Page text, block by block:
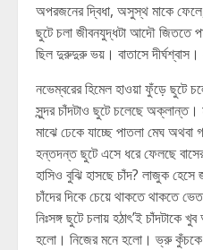
অপরজনের দ্বিধা, অসুস্থ মাকে
ছুটে চলা জীবনযুদ্ধটা আদৌ জিততে
ছিল দুরুদুরু ভয়। বাতাসে
নভেম্বরের হিমেল হাওয়া ফুঁড়ে ছুটে
সুন্দর চাঁদটাও ছুটে চলেছে
মাঝে ঢেকে যাচ্ছে পাতলা মেঘ অথবা
হন্তদন্ত ছুটে এসে ধরে ফেলছে
হাসিও বুঝি হাসছে চাঁদ? লাজুক হেসে
চাঁদের দিকে চেয়ে থাকতে থাকতে
নিঃসঙ্গ ছুটে চলায় হঠাৎ’ই
হলো। নিজের মনে হলো। ভ্রু কুঁচকে